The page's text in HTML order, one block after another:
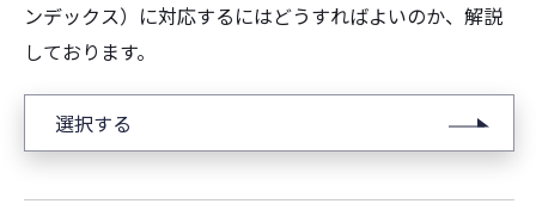
ンデックス）に対応するにはどうすればよいのか、解説
しております。
選択する